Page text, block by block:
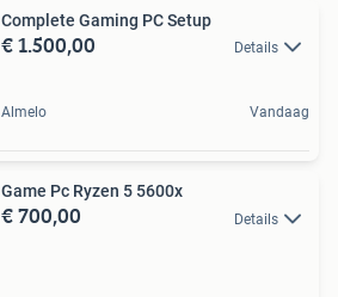
Complete Gaming PC Setup
€ 1.500,00 Details
Almelo Vandaag
Game Pc Ryzen 5 5600x
€ 700,00 Details